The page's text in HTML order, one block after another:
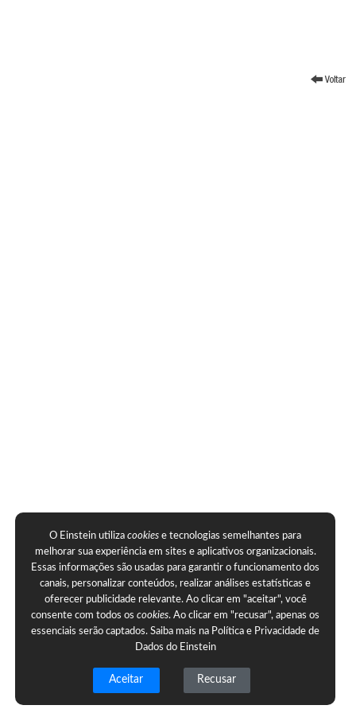
O Einstein utilizacookies e tecnologias semelhantes para
melhorar sua experiência em sites e aplicativos organizacionais.
Essas informações são usadas para garantir o funcionamento dos
canais, personalizar conteúdos, realizar análises estatísticas e
oferecer publicidade relevante. Ao clicar em "aceitar", você
consente com todos oscookies. Ao clicar em "recusar", apenas os
essenciais serão captados. Saiba mais na Política e Privacidade de
Dados do Einstein
Aceitar Recusar